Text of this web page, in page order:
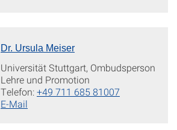
Dr. Ursula Meiser
Universität Stuttgart, Ombudsperson
Lehre und Promotion
Telefon:+49 711 685 81007
E-Mail